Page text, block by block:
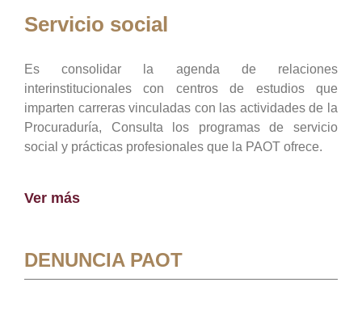
Servicio social
Es consolidar la agenda de relaciones
interinstitucionales con centros de estudios que
imparten carreras vinculadas con las actividades de la
Procuraduría, Consulta los programas de servicio
social y prácticas profesionales que la PAOT ofrece.
Ver más
DENUNCIA PAOT